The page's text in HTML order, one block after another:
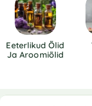
Eeterlikud Õlid
Ja Aroomiõlid